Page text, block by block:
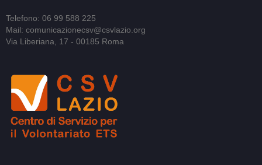
Telefono: 06 99 588 225
Mail: comunicazionecsv@csvlazio.org
Via Liberiana, 17 - 00185 Roma